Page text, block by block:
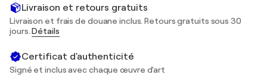
Livraison et retours gratuits
Livraison et frais de douane inclus. Retours gratuits sous 30
jours.Détails
Certificat d'authenticité
Signé et inclus avec chaque œuvre d'art